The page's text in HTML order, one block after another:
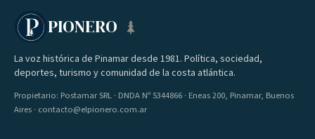
PIONERO
La voz histórica de Pinamar desde 1981. Política, sociedad,
deportes, turismo y comunidad de la costa atlántica.
Propietario: Postamar SRL · DNDA Nº 5344866 · Eneas 200, Pinamar, Buenos
Aires · contacto@elpionero.com.ar